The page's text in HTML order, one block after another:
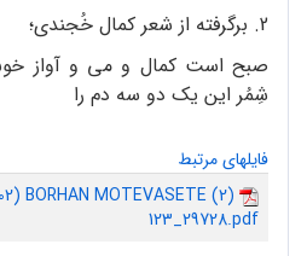
2. برگرفته از شعر کمال خُجندی؛
صبح است کمال و می و آواز
شِمُر این یک دو سه دم را
فایلهای مرتبط
BORHAN MOTEVASETE (2)
123_29728.pdf